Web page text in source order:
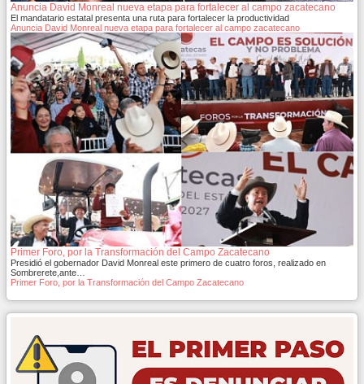
Anuncia David Monreal nueva etapa para fortalecer al campo zacatecano
El mandatario estatal presenta una ruta para fortalecer la productividad
Anuncia David Monreal nueva etapa para fortalecer al campo zacatecano
Primer Foro, por la Transformación del Campo Zacatecano
Presidió el gobernador David Monreal este primero de cuatro foros, realizado en
Sombrerete,ante…
Primer Foro, por la Transformación del Campo Zacatecano